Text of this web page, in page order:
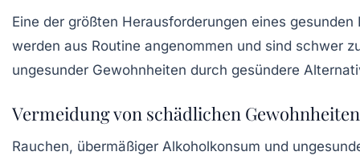
Eine der größten Herausforderungen eines
werden aus Routine angenommen und sind schwer
ungesunder Gewohnheiten durch gesündere
Vermeidung von schädlichen Gewohnheiten
Rauchen, übermäßiger Alkoholkonsum und